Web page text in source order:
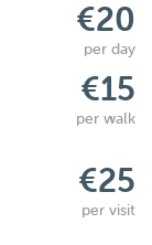
€20
per day
€15
per walk
€25
per visit